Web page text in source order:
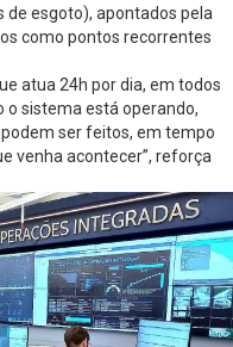
esgoto), apontados pela
como pontos recorrentes
atua 24h por dia, em todos
o sistema está operando,
ser feitos, em tempo
venha acontecer”, reforça